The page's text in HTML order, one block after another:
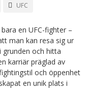
UFC
en UFC-fighter –
man kan resa sig ur
och hitta
karriär präglad av
och öppenhet
en unik plats i